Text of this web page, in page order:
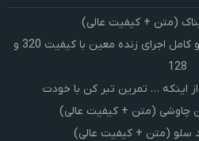
(متن + کیفیت عالی)
کنسرت صوتی معین لایو | آرشیو کامل اجرای زنده معین با کیفیت 320 و
128
… تمرین تبر کن با خودت
(متن + کیفیت عالی)
سلو (متن + کیفیت عالی)